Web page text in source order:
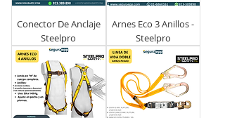
Conector De Anclaje
Steelpro
Arnes Eco 3 Anillos -
Steelpro